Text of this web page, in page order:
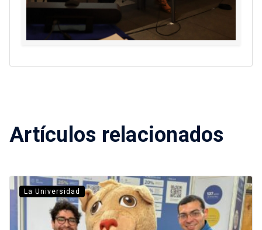
Artículos relacionados
La Universidad